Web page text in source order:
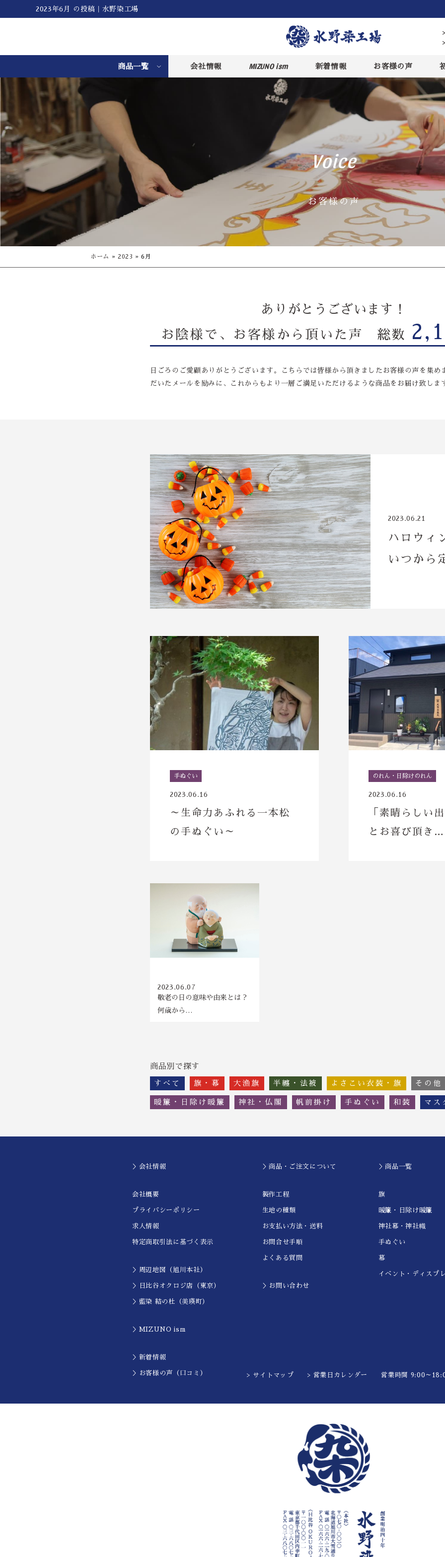
2023年6月 の投稿｜水野染工場
商品一覧 会社情報 MIZUNO ism 新着情報 お客様の声
Voice
お客様の声
ホーム » 2023 »6月
ありがとうございます！
お陰様で、お客様から頂いた声 総数
日ごろのご愛顧ありがとうございます。こちらでは皆様から頂きましたお客様の声を集め
だいたメールを励みに、これからもより一層ご満足いただけるような商品をお届け致しま
2023.06.21
ハロウィ
いつから
手ぬぐい
2023.06.16
～生命力あふれる一本松
の手ぬぐい～
のれん・日除けのれん
2023.06.16
「素晴らしい
とお喜び頂き…
2023.06.07
敬老の日の意味や由来とは？
何歳から…
商品別で探す
すべて 旗・幕 大漁旗 半纏・法被 よさこい衣装・旗 その他
暖簾・日除け暖簾 神社・仏閣 帆前掛け 手ぬぐい 和装 マス
＞会社情報
会社概要
プライバシーポリシー
求人情報
特定商取引法に基づく表示
＞周辺地図（旭川本社）
＞日比谷オクロジ店（東京）
＞藍染 結の杜（美瑛町）
＞MIZUNO ism
＞新着情報
＞お客様の声（口コミ）
＞商品・ご注文について
製作工程
生地の種類
お支払い方法・送料
お問合せ手順
よくある質問
＞お問い合わせ
＞商品一覧
旗
暖簾・日除け暖簾
神社幕・神社幟
手ぬぐい
幕
イベント・ディスプ
> サイトマップ > 営業日カレンダー 営業時間 9:00～